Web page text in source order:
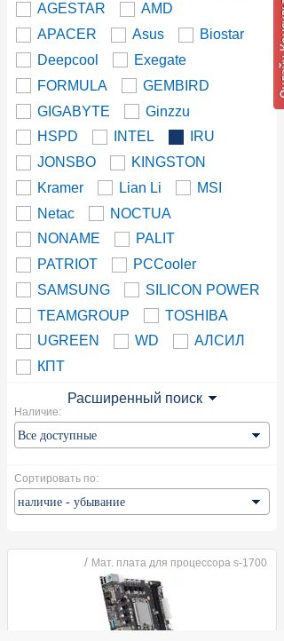
AGESTAR
AMD
APACER
Asus
Biostar
Deepcool
Exegate
FORMULA
GEMBIRD
GIGABYTE
Ginzzu
HSPD
INTEL
IRU
JONSBO
KINGSTON
Kramer
Lian Li
MSI
Netac
NOCTUA
NONAME
PALIT
PATRIOT
PCCooler
SAMSUNG
SILICON POWER
TEAMGROUP
TOSHIBA
UGREEN
WD
АЛСИЛ
КПТ
Расширенный поиск
Наличие:
Сортировать по:
/ Мат. плата для процессора s-1700